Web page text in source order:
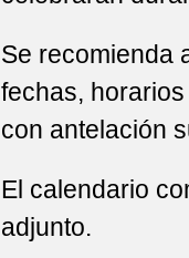
Se recomienda
fechas,
con antelación
El calendario
adjunto.